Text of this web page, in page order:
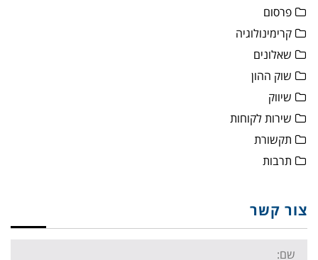
פרסום
קרימינולוגיה
שאלונים
שוק ההון
שיווק
שירות לקוחות
תקשורת
תרבות
צור קשר
Name: